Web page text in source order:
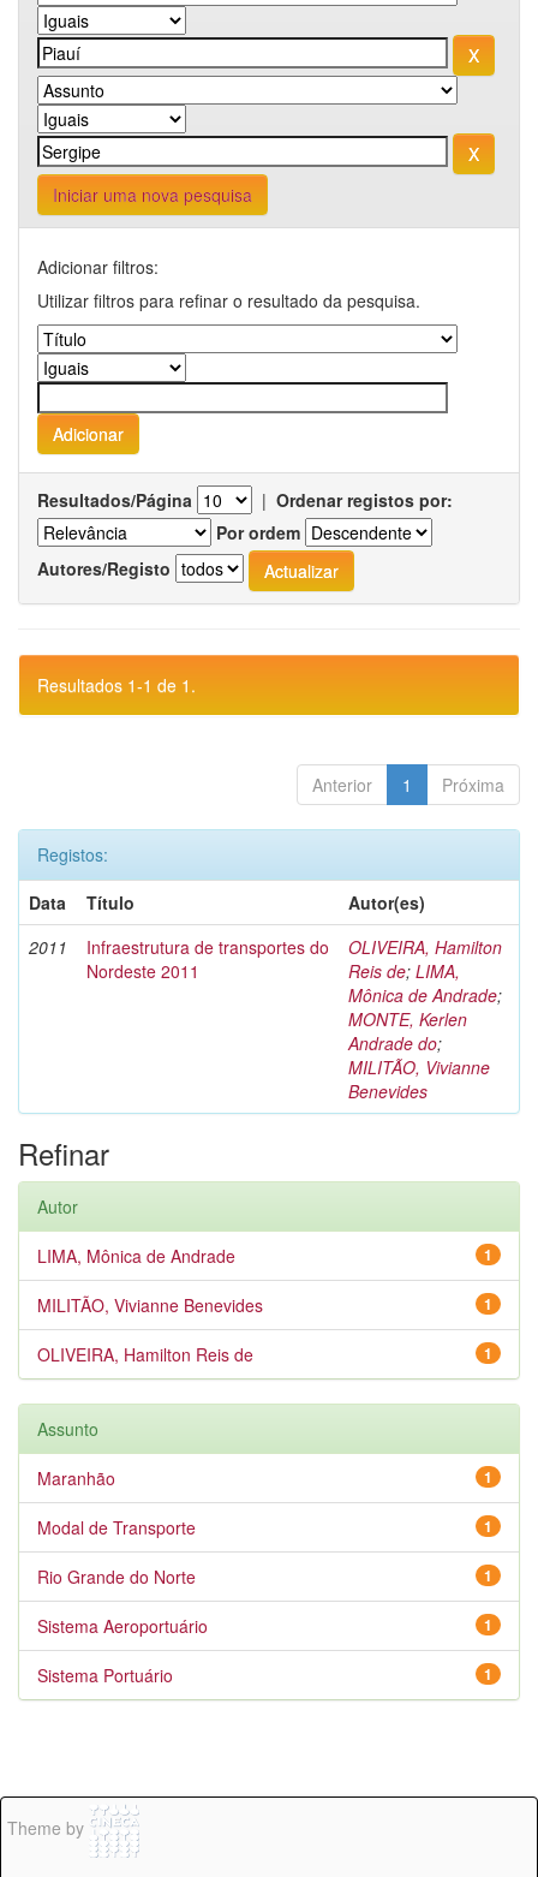
Iniciar uma nova pesquisa
Adicionar filtros:
Utilizar filtros para refinar o resultado da pesquisa.
Resultados/Página | Ordenar registos por:
Por ordem
Autores/Registo
Resultados 1-1 de 1.
Anterior 1 Próxima
Registos:
Data
Título
Autor(es)
2011
Infraestrutura de transportes do
Nordeste 2011
OLIVEIRA, Hamilton
Reis de; LIMA,
Mônica de Andrade;
MONTE, Kerlen
Andrade do;
MILITÃO, Vivianne
Benevides
Refinar
Autor
1
LIMA, Mônica de Andrade
1
MILITÃO, Vivianne Benevides
1
OLIVEIRA, Hamilton Reis de
Assunto
1
Maranhão
1
Modal de Transporte
1
Rio Grande do Norte
1
Sistema Aeroportuário
1
Sistema Portuário
Theme by